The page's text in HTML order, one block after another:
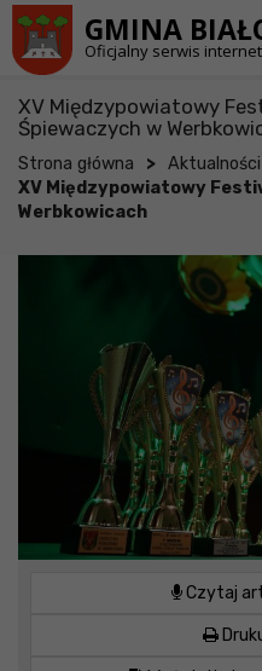
GMINA
Oficjalny serwis
XV Międzypowiatowy
Śpiewaczych w
Strona główna > Aktualności
XV Międzypowiatowy
Werbkowicach
Czytaj